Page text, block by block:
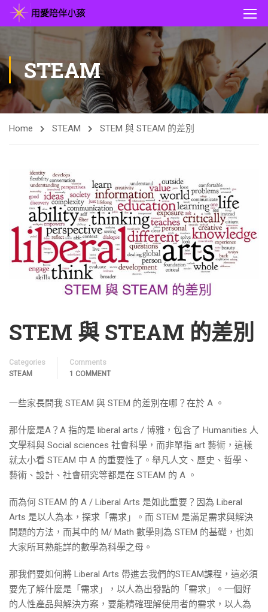
STEAM
Home STEAM STEM 與 STEAM 的差別
STEM 與 STEAM 的差別
Categories
STEAM
Comments
1 COMMENT
一些家長問我 STEAM 與 STEM 的差別在哪？在於 A 。
那什麼是A？A 指的是 liberal arts / 博雅，包含了 Humanities 人
文學科與 Social sciences 社會科學，而非單指 art 藝術，這樣
就太小看 STEAM 中 A 的重要性了。舉凡人文、歷史、哲學、
藝術、設計、社會研究等都是在 STEAM 的 A 。
而為何 STEAM 的 A / Liberal Arts 是如此重要？因為 Liberal
Arts 是以人為本，探求「需求」。而 STEM 是滿足需求與解決
問題的方法，而其中的 M/ Math 數學則為 STEM 的基礎，也如
大家所耳熟能詳的數學為科學之母。
那我們要如何將 Liberal Arts 帶進去我們的STEAM課程，這必須
要先了解什麼是「需求」，以人為出發點的「需求」。一個好
的人性產品與解決方案，要能精確理解使用者的需求，以人為